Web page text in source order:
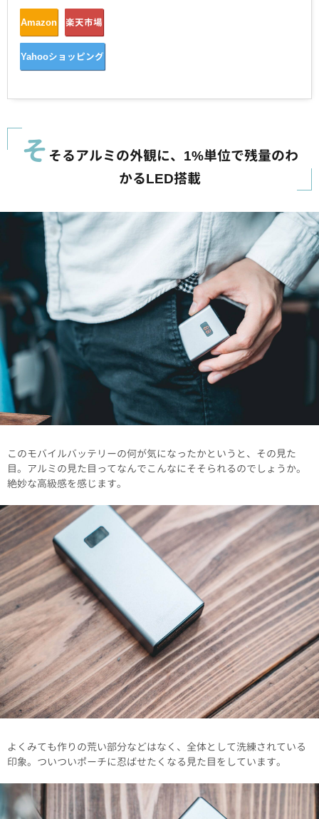
Amazon 楽天市場
Yahooショッピング
そ そるアルミの外観に、1%単位で残量のわ
かるLED搭載
このモバイルバッテリーの何が気になったかというと、その見た
目。アルミの見た目ってなんでこんなにそそられるのでしょうか。
絶妙な高級感を感じます。
よくみても作りの荒い部分などはなく、全体として洗練されている
印象。ついついポーチに忍ばせたくなる見た目をしています。